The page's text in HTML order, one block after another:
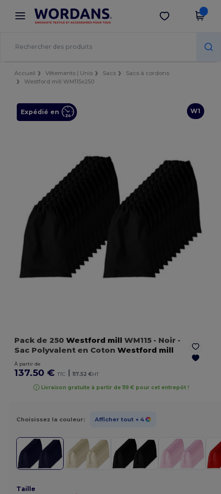
× Appli Wordans
Meilleurs prix sur l’app !
Obtenir l'appli
Accueil Vêtements | Unis Sacs
Sacs à cordons
Westford mill WM115x250
W1
Expédié en
Pack de 250Westford mill WM115 - Noir -
Sac Polyvalent en CotonWestford mill
À partir de
137.50 € TTC | 117.52 €HT
Livraison gratuite à partir de 119 € pour cet entrepôt !
Choisissez la couleur: Afficher tout + 4
Taille